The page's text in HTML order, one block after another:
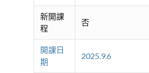
新開課
程
否
開課日
期
2025.9.6